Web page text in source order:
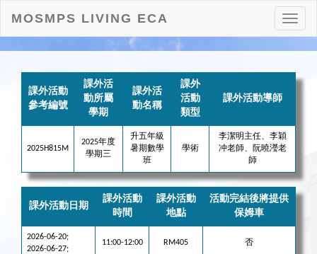
打
開
MOSMPS LIVING ECA
課外活動
參考編號
課外活
動所屬
學期
課外活
動名稱
課外
活動
類型
課外活動導師
2025H815M
2025年度
學期三
升五年級
暑期數學
班
學術
李潔明主任、李穎
冲老師、阮曉瀅老
師
課外活動日期
課外活動
時間
課外活動
地點
活動完結後將提供
保姆車
2026-06-20;
2026-06-27;
11:00-12:00 RM405 否